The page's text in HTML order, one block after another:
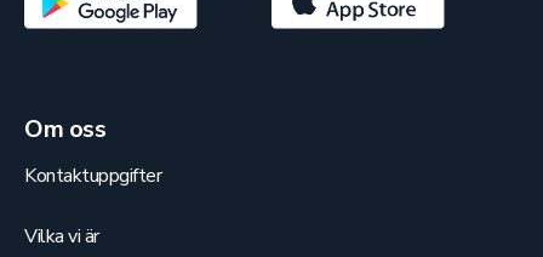
Om oss
Kontaktuppgifter
Vilka vi är